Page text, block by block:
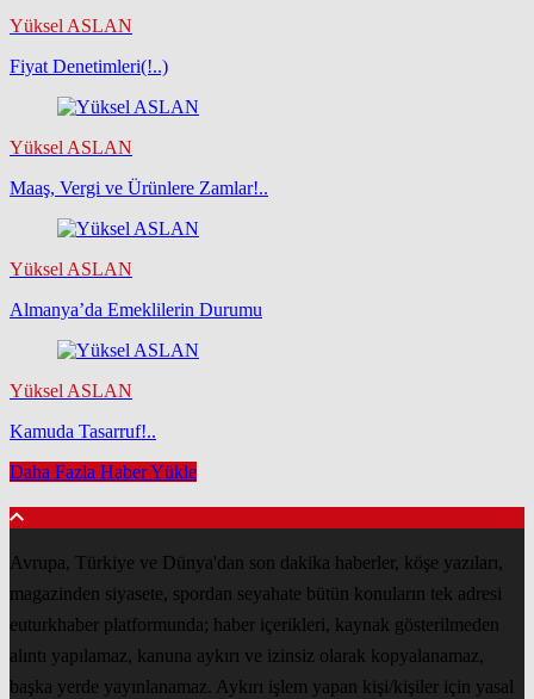
Yüksel ASLAN
Fiyat Denetimleri(!..)
Yüksel ASLAN
Maaş, Vergi ve Ürünlere Zamlar!..
Yüksel ASLAN
Almanya’da Emeklilerin Durumu
Yüksel ASLAN
Kamuda Tasarruf!..
Daha Fazla Haber Yükle
Avrupa, Türkiye ve Dünya'dan son dakika haberler, köşe yazıları,
magazinden siyasete, spordan seyahate bütün konuların tek adresi
euturkhaber platformunda; haber içerikleri, kaynak gösterilmeden
alıntı yapılamaz, kanuna aykırı ve izinsiz olarak kopyalanamaz,
başka yerde yayınlanamaz. Aykırı işlem yapan kişi/kişiler için yasal